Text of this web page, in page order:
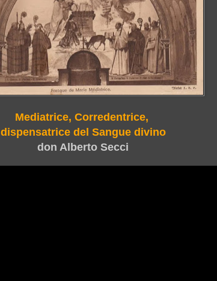
Mediatrice, Corredentrice,
dispensatrice del Sangue divino
don Alberto Secci